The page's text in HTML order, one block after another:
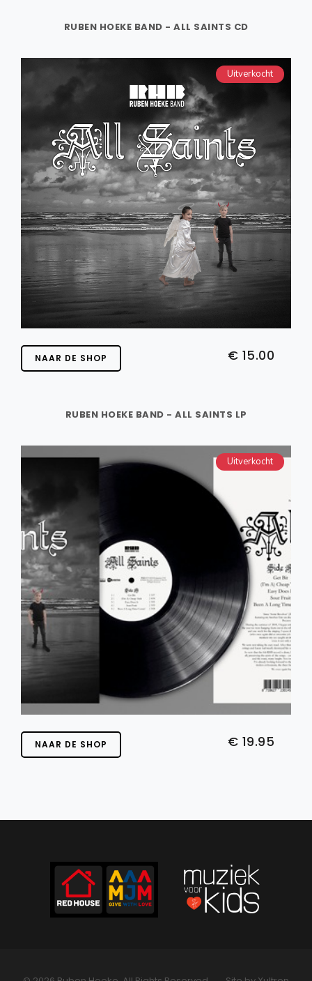
RUBEN HOEKE BAND - ALL SAINTS CD
Uitverkocht
NAAR DE SHOP € 15.00
RUBEN HOEKE BAND - ALL SAINTS LP
Uitverkocht
NAAR DE SHOP € 19.95